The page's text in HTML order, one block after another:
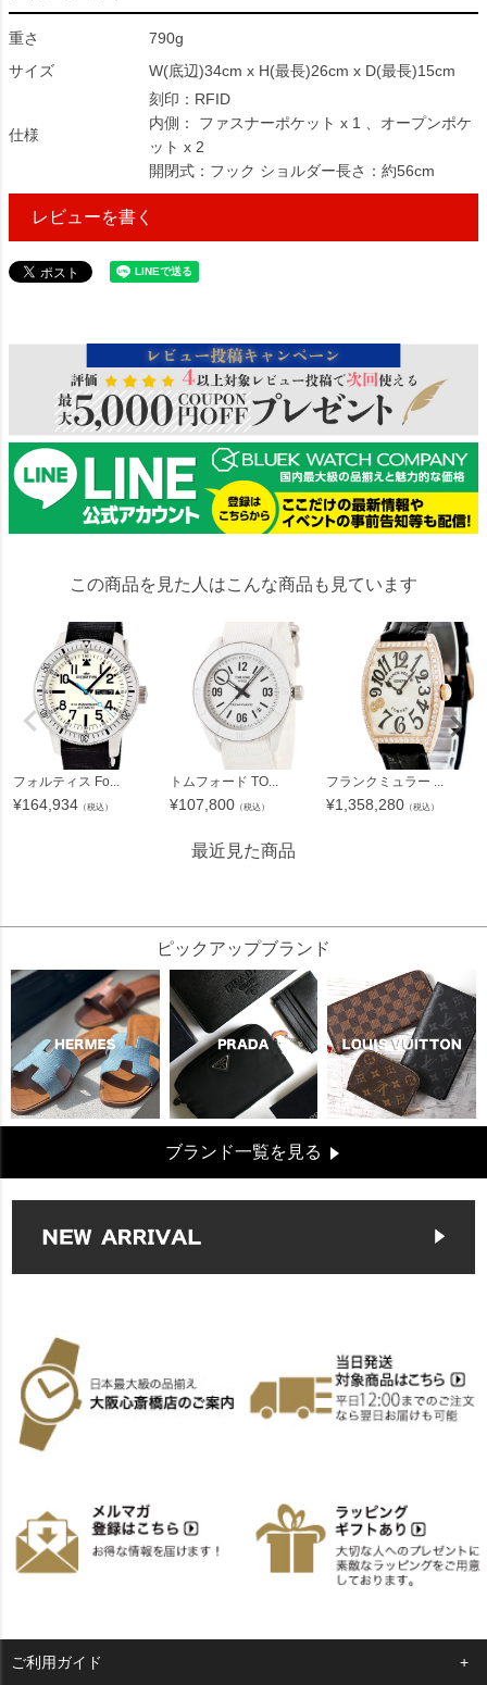
重さ
790g
サイズ
W(底辺)34cm x H(最長)26cm x D(最長)15cm
仕様
刻印：RFID
内側： ファスナーポケット x 1 、オープンポケ
ット x 2
開閉式：フック ショルダー長さ：約56cm
レビューを書く
この商品を見た人はこんな商品も見ています
フォルティス Fo...
¥164,934 （税込）
トムフォード TO...
¥107,800 （税込）
フランクミュラー ...
¥1,358,280 （税込）
最近見た商品
ピックアップブランド
ブランド一覧を見る
ご利用ガイド